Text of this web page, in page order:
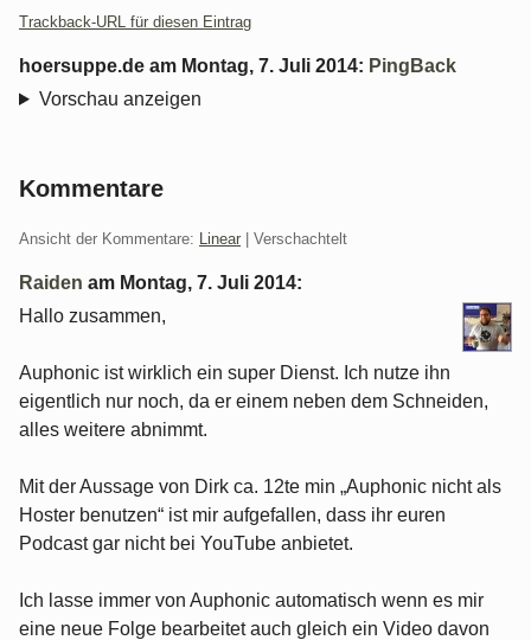
Trackback-URL für diesen Eintrag
hoersuppe.de am Montag, 7. Juli 2014: PingBack
Vorschau anzeigen
Kommentare
Ansicht der Kommentare: Linear | Verschachtelt
Raiden am Montag, 7. Juli 2014:
Hallo zusammen,
Auphonic ist wirklich ein super Dienst. Ich nutze ihn
eigentlich nur noch, da er einem neben dem Schneiden,
alles weitere abnimmt.
Mit der Aussage von Dirk ca. 12te min „Auphonic nicht als
Hoster benutzen“ ist mir aufgefallen, dass ihr euren
Podcast gar nicht bei YouTube anbietet.
Ich lasse immer von Auphonic automatisch wenn es mir
eine neue Folge bearbeitet auch gleich ein Video davon